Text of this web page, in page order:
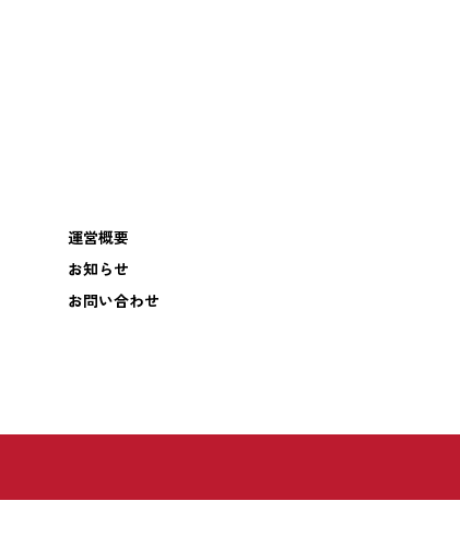
運営概要
お知らせ
お問い合わせ